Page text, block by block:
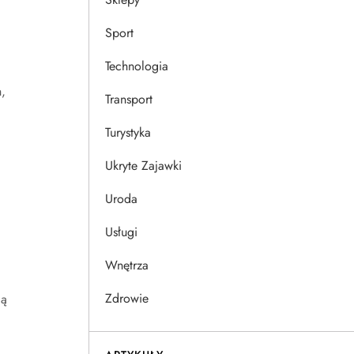
Sport
Technologia
Transport
Turystyka
Ukryte Zajawki
Uroda
Usługi
Wnętrza
Zdrowie